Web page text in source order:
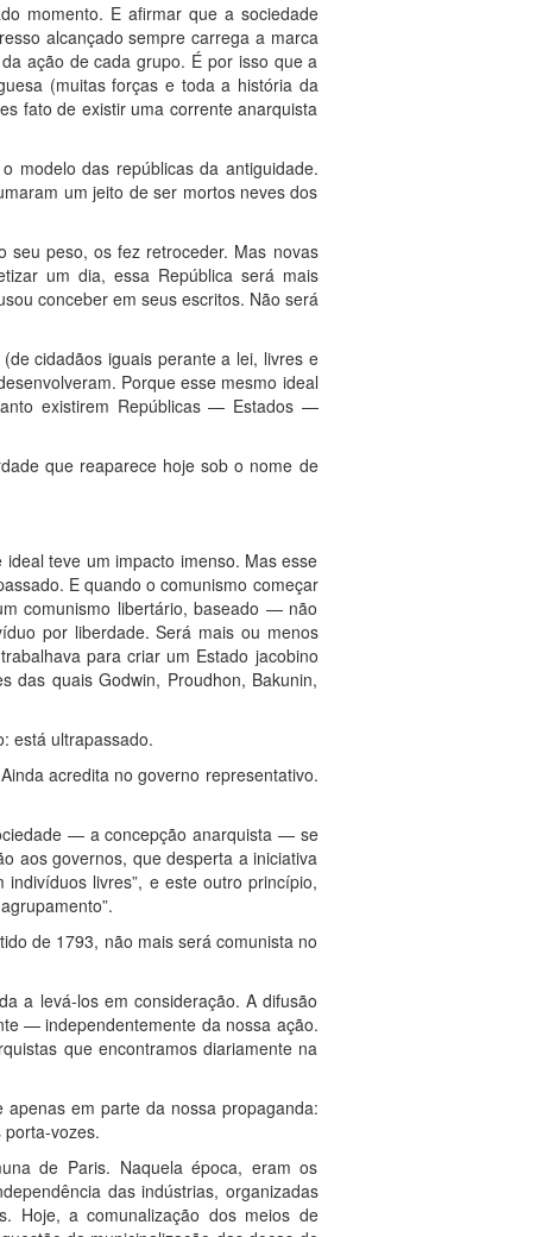
momento. E afirmar que a sociedade
alcançado sempre carrega a marca
ação de cada grupo. É por isso que a
(muitas forças e toda a história da
fato de existir uma corrente anarquista
modelo das repúblicas da antiguidade.
um jeito de ser mortos neves dos
peso, os fez retroceder. Mas novas
um dia, essa República será mais
conceber em seus escritos. Não será
cidadãos iguais perante a lei, livres e
Porque esse mesmo ideal
existirem Repúblicas — Estados —
que reaparece hoje sob o nome de
teve um impacto imenso. Mas esse
E quando o comunismo começar
comunismo libertário, baseado — não
por liberdade. Será mais ou menos
para criar um Estado jacobino
quais Godwin, Proudhon, Bakunin,
está ultrapassado.
acredita no governo representativo.
— a concepção anarquista — se
aos governos, que desperta a iniciativa
livres”, e este outro princípio,
de 1793, não mais será comunista no
a levá-los em consideração. A difusão
— independentemente da nossa ação.
que encontramos diariamente na
em parte da nossa propaganda:
vozes.
de Paris. Naquela época, eram os
das indústrias, organizadas
Hoje, a comunalização dos meios de